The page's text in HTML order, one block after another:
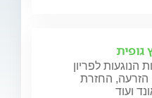
גופית
הנוגעות לפריון
הזרעה, החזרת
ועוד